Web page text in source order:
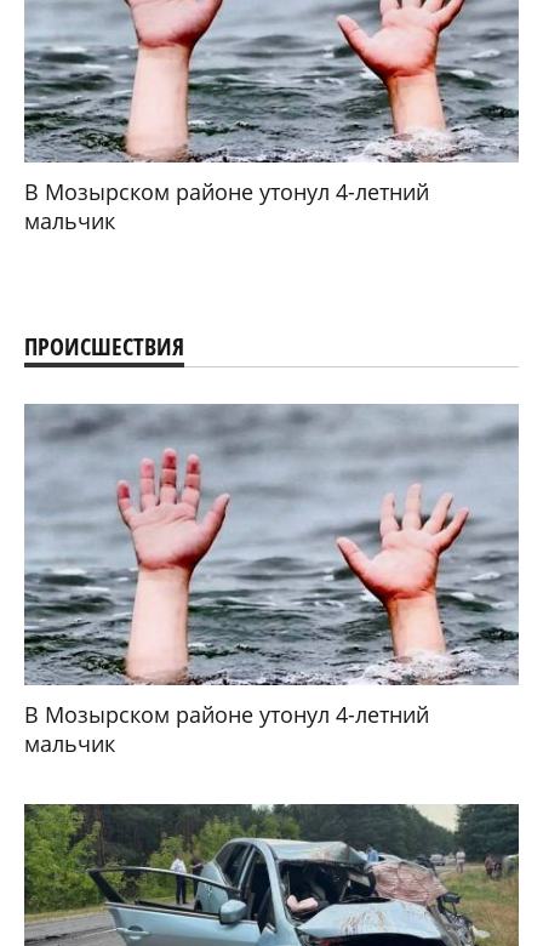
В Мозырском районе утонул 4-летний
мальчик
ПРОИСШЕСТВИЯ
В Мозырском районе утонул 4-летний
мальчик